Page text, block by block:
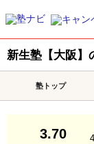
新生塾【大阪】
塾トップ
3.70